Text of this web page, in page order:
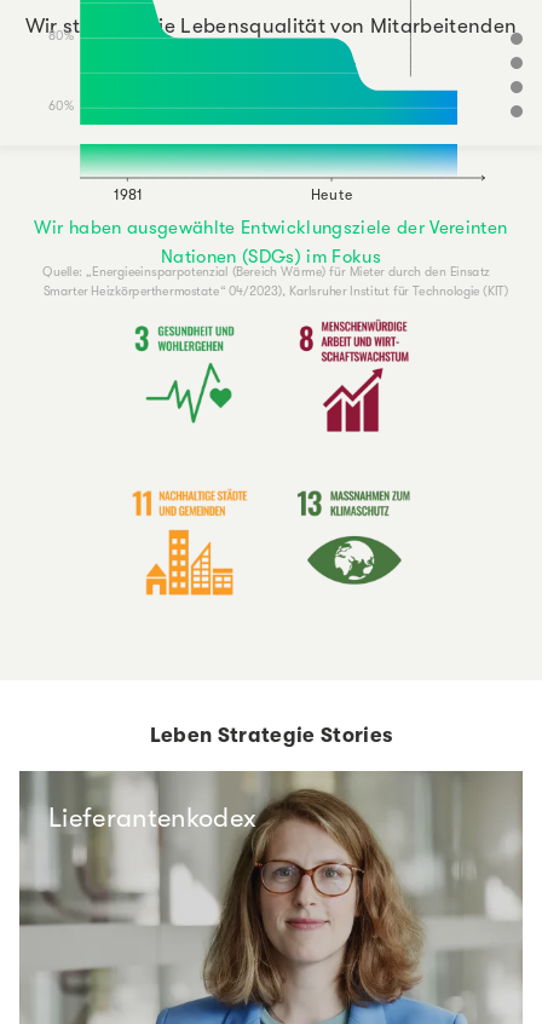
60%
80%
1981 Heute
Smarter Heiz körperthermostate“ 04/2023), Karlsru her nstitut für Technologie ( KIT)
Quel e: „ Energieeinsparpotenzia (Bereich Wärme) für Mieter durch den Einsatz
Wir steigern die Lebensqualität von Mitarbeitenden
und Gesellschaft.
Wir haben ausgewählte Entwicklungsziele der Vereinten
Nationen (SDGs) im Fokus
Leben Strategie Stories
Lieferantenkodex